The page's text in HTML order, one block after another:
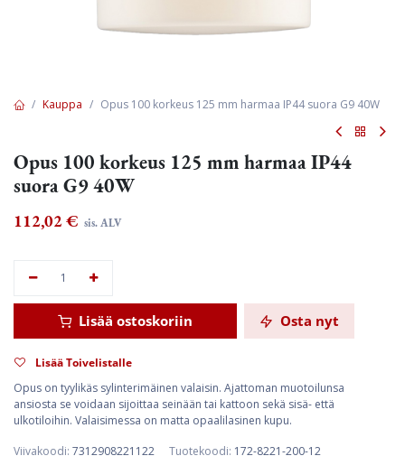
Kauppa Opus 100 korkeus 125 mm harmaa IP44 suora G9 40W
Opus 100 korkeus 125 mm harmaa IP44
suora G9 40W
112,02€ sis. ALV
Lisää ostoskoriin Osta nyt
Lisää Toivelistalle
Opus on tyylikäs sylinterimäinen valaisin. Ajattoman muotoilunsa
ansiosta se voidaan sijoittaa seinään tai kattoon sekä sisä- että
ulkotiloihin. Valaisimessa on matta opaalilasinen kupu.
Viivakoodi: 7312908221122 Tuotekoodi: 172-8221-200-12